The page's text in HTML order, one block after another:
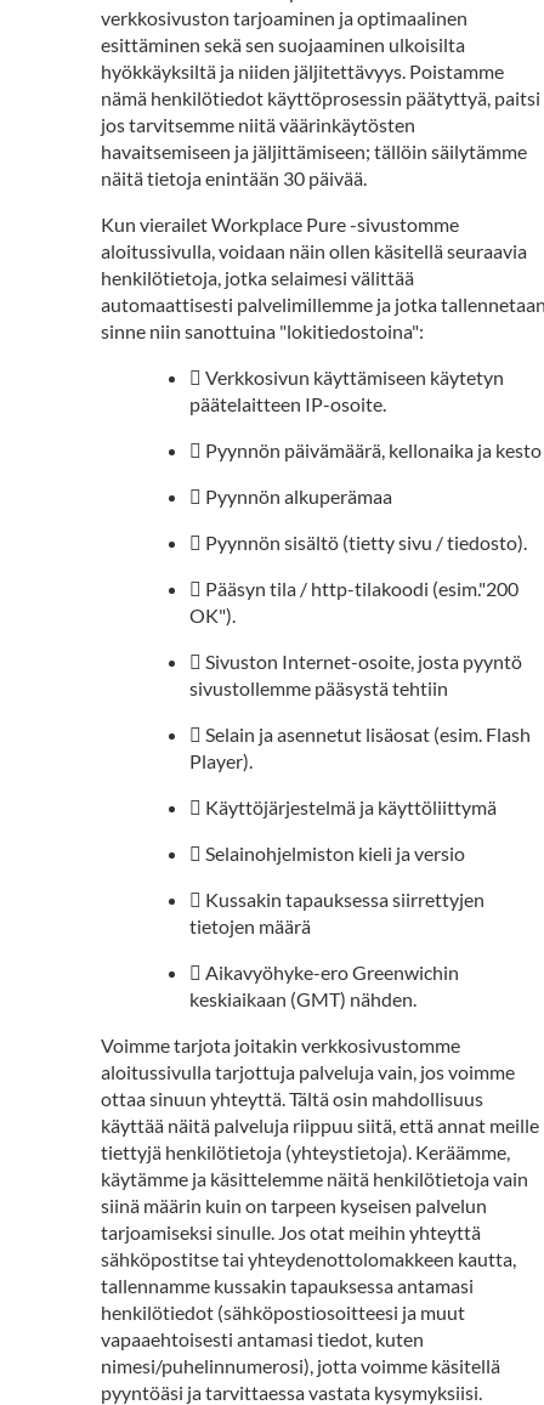
verkkosivuston tarjoaminen ja optimaalinen
esittäminen sekä sen suojaaminen ulkoisilta
hyökkäyksiltä ja niiden jäljitettävyys. Poistamme
nämä henkilötiedot käyttöprosessin päätyttyä, paitsi
jos tarvitsemme niitä väärinkäytösten
havaitsemiseen ja jäljittämiseen; tällöin säilytämme
näitä tietoja enintään 30 päivää.
Kun vierailet Workplace Pure -sivustomme
aloitussivulla, voidaan näin ollen käsitellä seuraavia
henkilötietoja, jotka selaimesi välittää
automaattisesti palvelimillemme ja jotka
sinne niin sanottuina "lokitiedostoina":
 Verkkosivun käyttämiseen käytetyn
päätelaitteen IP-osoite.
 Pyynnön päivämäärä, kellonaika ja kesto
 Pyynnön alkuperämaa
 Pyynnön sisältö (tietty sivu / tiedosto).
 Pääsyn tila / http-tilakoodi (esim."200
OK").
 Sivuston Internet-osoite, josta pyyntö
sivustollemme pääsystä tehtiin
 Selain ja asennetut lisäosat (esim. Flash
Player).
 Käyttöjärjestelmä ja käyttöliittymä
 Selainohjelmiston kieli ja versio
 Kussakin tapauksessa siirrettyjen
tietojen määrä
 Aikavyöhyke-ero Greenwichin
keskiaikaan (GMT) nähden.
Voimme tarjota joitakin verkkosivustomme
aloitussivulla tarjottuja palveluja vain, jos voimme
ottaa sinuun yhteyttä. Tältä osin mahdollisuus
käyttää näitä palveluja riippuu siitä, että annat meille
tiettyjä henkilötietoja (yhteystietoja). Keräämme,
käytämme ja käsittelemme näitä henkilötietoja vain
siinä määrin kuin on tarpeen kyseisen palvelun
tarjoamiseksi sinulle. Jos otat meihin yhteyttä
sähköpostitse tai yhteydenottolomakkeen kautta,
tallennamme kussakin tapauksessa antamasi
henkilötiedot (sähköpostiosoitteesi ja muut
vapaaehtoisesti antamasi tiedot, kuten
nimesi/puhelinnumerosi), jotta voimme käsitellä
pyyntöäsi ja tarvittaessa vastata kysymyksiisi.